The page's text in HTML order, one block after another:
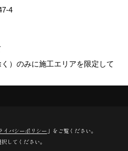
4
）のみに施工エリアを限定して
All Rights Reserved.
イバシーポリシー 」をご覧ください。
してください。